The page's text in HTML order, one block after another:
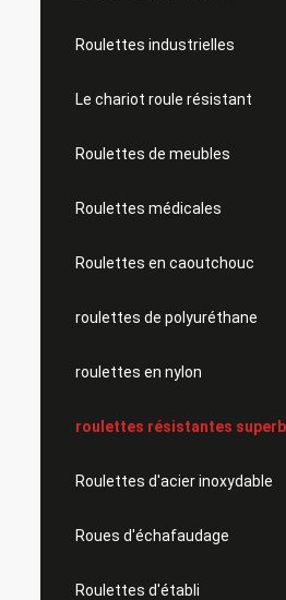
Roulettes industrielles
Le chariot roule résistant
Roulettes de meubles
Roulettes médicales
Roulettes en caoutchouc
roulettes de polyuréthane
roulettes en nylon
roulettes résistantes
Roulettes d'acier inoxydable
Roues d'échafaudage
Roulettes d'établi